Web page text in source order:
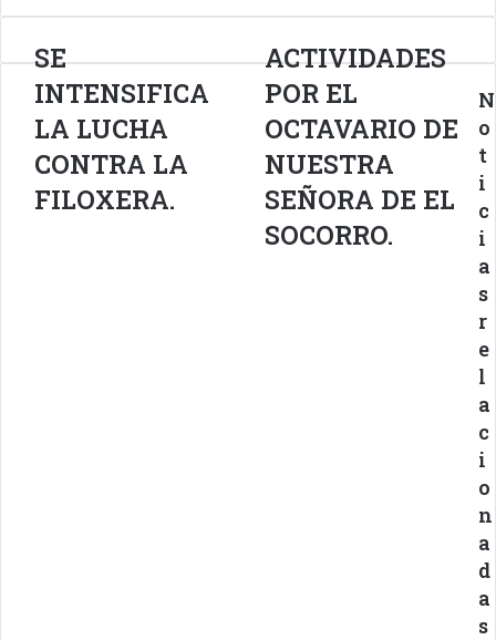
SE
INTENSIFICA
LA
LUCHA
CONTRA
LA
FILOXERA.
SE
INTENSIFICA
LA LUCHA
CONTRA LA
FILOXERA.
ACTIVIDADES
POR
EL
OCTAVARIO
DE
NUESTRA
SEÑORA
DE
EL
ACTIVIDADES
POR EL
OCTAVARIO DE
NUESTRA
SEÑORA DE EL
SOCORRO.
N
o
t
i
c
i
a
s
r
e
l
a
c
i
o
n
a
d
a
s